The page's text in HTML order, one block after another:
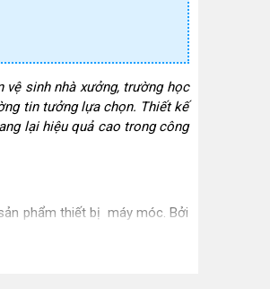
sinh nhà xưởng, trường học
tin tưởng lựa chọn. Thiết kế
lại hiệu quả cao trong công
phẩm thiết bị máy móc. Bởi